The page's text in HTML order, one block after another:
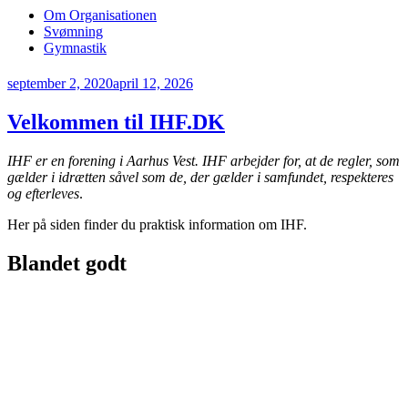
Om Organisationen
Svømning
Gymnastik
Udgivet
september 2, 2020april 12, 2026
Velkommen til IHF.DK
IHF er en forening i Aarhus Vest. IHF arbejder for, at de regler, som
gælder i idrætten såvel som de, der gælder i samfundet, respekteres
og efterleves.
Her på siden finder du praktisk information om IHF.
Blandet godt